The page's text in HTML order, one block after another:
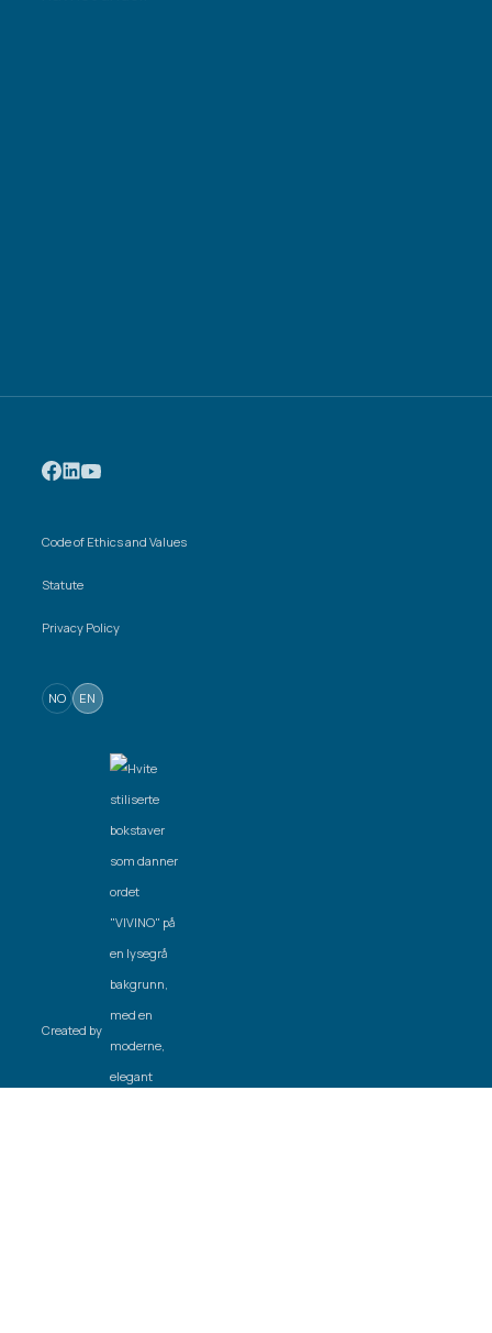
Code of Ethics and Values
Statute
Privacy Policy
NO EN
Created by